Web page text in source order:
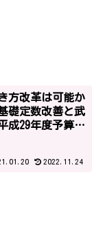
方改革は可能か
礎定数改善と武
成29年度予算2
2022.11.24